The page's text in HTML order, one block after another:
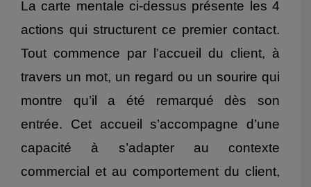
La carte mentale ci-dessus présente les 4
actions qui structurent ce premier contact.
Tout commence par l’accueil du client, à
travers un mot, un regard ou un sourire qui
montre qu’il a été remarqué dès son
entrée. Cet accueil s’accompagne d’une
capacité à s’adapter au contexte
commercial et au comportement du client,